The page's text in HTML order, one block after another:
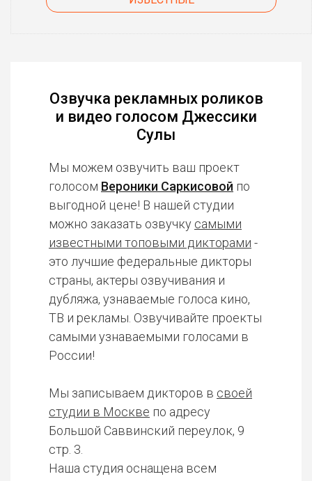
Озвучка рекламных роликов
и видео голосом Джессики
Сулы
Мы можем озвучить ваш проект
голосом Вероники Саркисовой по
выгодной цене! В нашей студии
можно заказать озвучку самыми
известными топовыми дикторами -
это лучшие федеральные дикторы
страны, актеры озвучивания и
дубляжа, узнаваемые голоса кино,
ТВ и рекламы. Озвучивайте проекты
самыми узнаваемыми голосами в
России!
Мы записываем дикторов в своей
студии в Москве по адресу
Большой Саввинский переулок, 9
стр. 3.
Наша студия оснащена всем